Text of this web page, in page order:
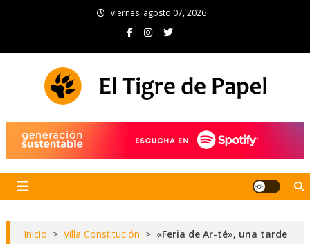
viernes, agosto 07, 2026
Inicio > Villa Constitución > «Feria de Ar-té», una tarde